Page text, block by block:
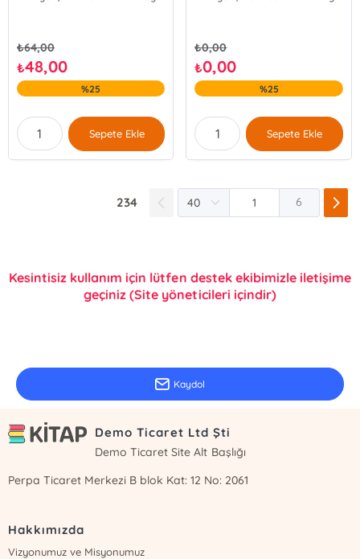
₺64,00
₺48,00
%25
Sepete Ekle
₺0,00
₺0,00
%25
Sepete Ekle
234 6
Kesintisiz kullanım için lütfen destek ekibimizle iletişime
geçiniz (Site yöneticileri içindir)
Kaydol
Demo Ticaret Ltd Şti
Demo Ticaret Site Alt Başlığı
Perpa Ticaret Merkezi B blok Kat: 12 No: 2061
Hakkımızda
Vizyonumuz ve Misyonumuz